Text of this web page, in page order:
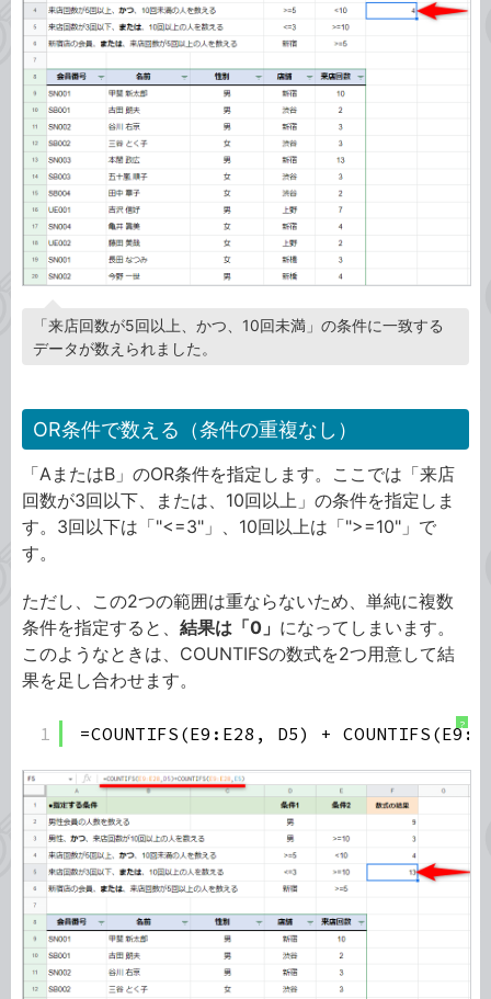
「来店回数が5回以上、かつ、10回未満」の条件に一致する
データが数えられました。
OR条件で数える（条件の重複なし）
「AまたはB」のOR条件を指定します。ここでは「来店
回数が3回以下、または、10回以上」の条件を指定しま
す。3回以下は「"<=3"」、10回以上は「">=10"」で
す。
ただし、この2つの範囲は重ならないため、単純に複数
条件を指定すると、 結果は「0」 になってしまいます。
このようなときは、COUNTIFSの数式を2つ用意して結
果を足し合わせます。
?
1 =COUNTIFS(E9:E28, D5) +